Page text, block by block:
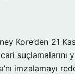
Kore’den 21
suçlamalarını
imzalamayı